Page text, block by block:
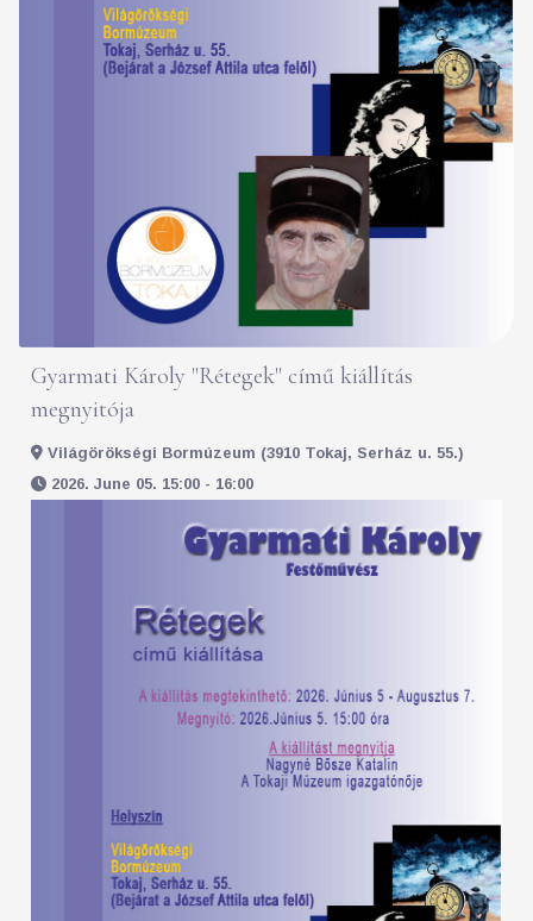
Gyarmati Károly "Rétegek" című kiállítás
megnyitója
Világörökségi Bormúzeum (3910 Tokaj, Serház u. 55.)
2026. June 05. 15:00 - 16:00